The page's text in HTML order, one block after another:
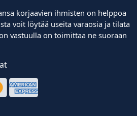
korjaavien ihmisten on helppoa
voit löytää useita varaosia ja tilata
vastuulla on toimittaa ne suoraan